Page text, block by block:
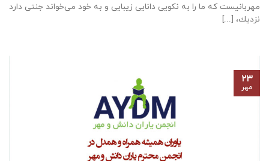
مهربانيست كه ما را به نكويی دانايی زيبايی و به خود می‌خواند جنتی دارد
نزديك، [...]
۲۳
مهر